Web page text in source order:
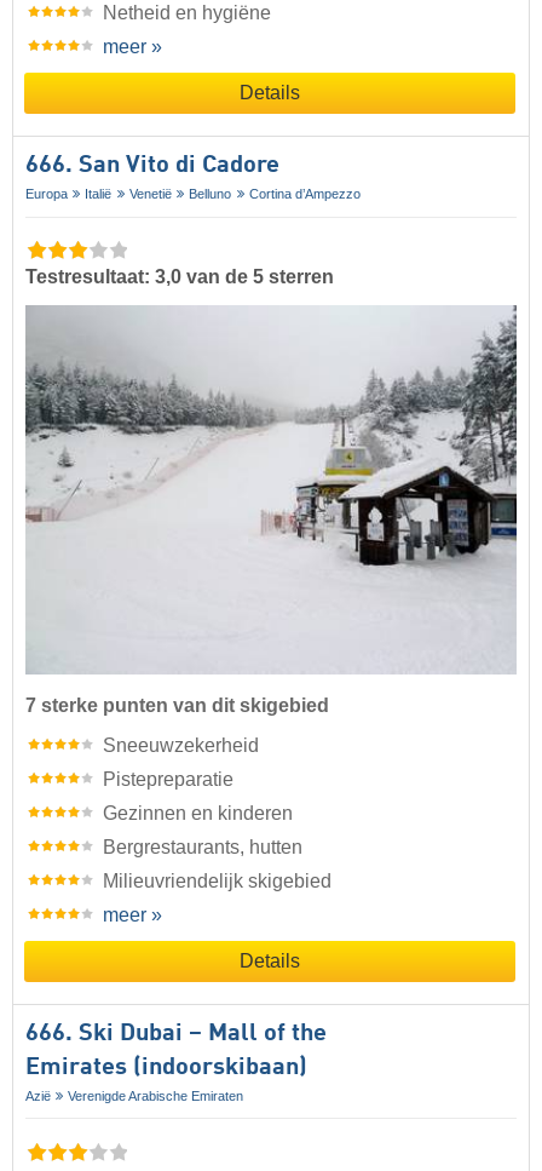
Netheid en hygiëne
meer »
Details
666. San Vito di Cadore
Europa Italië Venetië Belluno Cortina d’Ampezzo
Testresultaat: 3,0 van de 5 sterren
7 sterke punten van dit skigebied
Sneeuwzekerheid
Pistepreparatie
Gezinnen en kinderen
Bergrestaurants, hutten
Milieuvriendelijk skigebied
meer »
Details
666. Ski Dubai – Mall of the
Emirates (indoorskibaan)
Azië Verenigde Arabische Emiraten